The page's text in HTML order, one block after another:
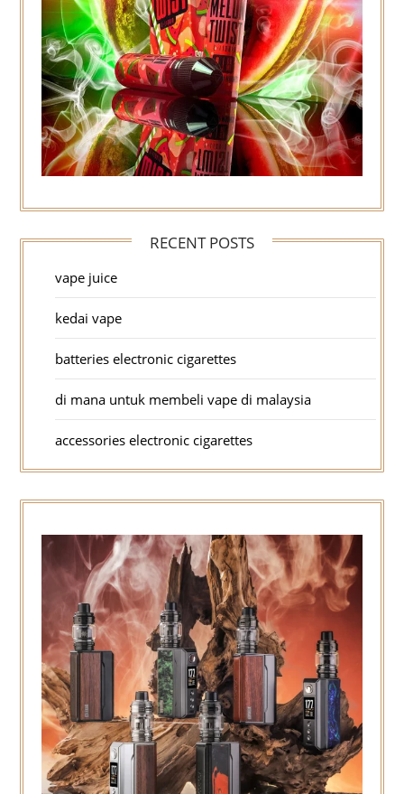
RECENT POSTS
vape juice
kedai vape
batteries electronic cigarettes
di mana untuk membeli vape di malaysia
accessories electronic cigarettes